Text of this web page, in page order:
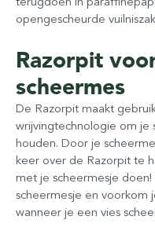
opengescheurde
Razorpit
scheermes
De Razorpit maakt
wrijvingtechnologie om je
houden. Door je
keer over de Razorpit te
met je scheermesje
scheermesje en voorkom
wanneer je een vies